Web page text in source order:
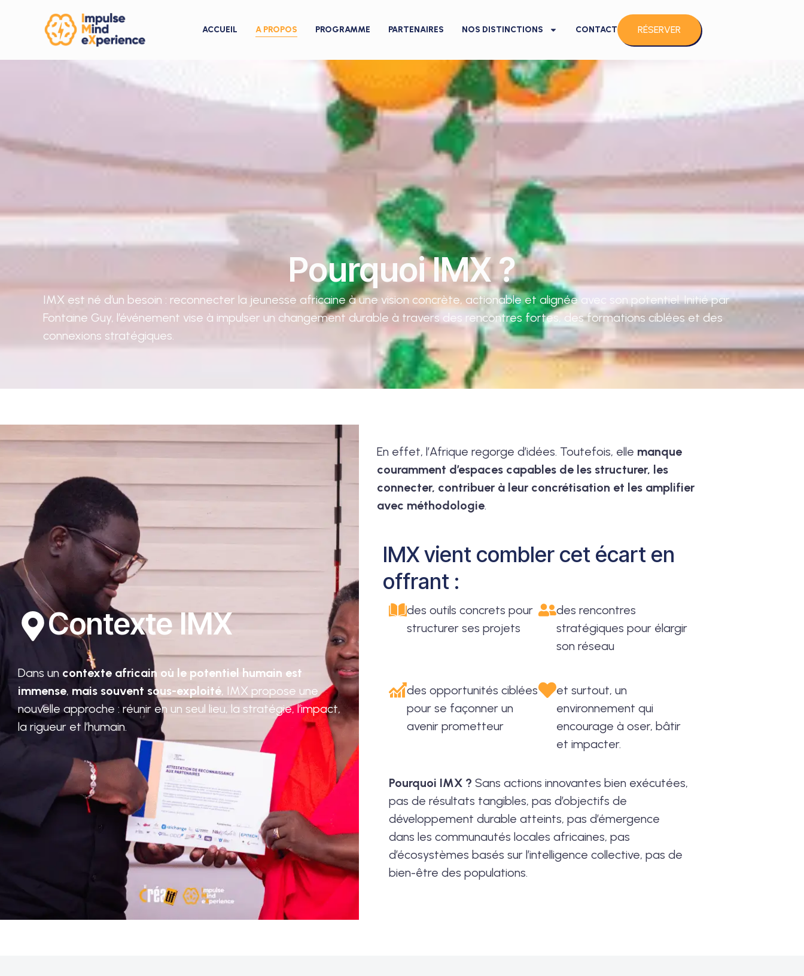
ACCUEIL A PROPOS PROGRAMME PARTENAIRES NOS DISTINCTIONS CONTACT RÉSERVER
Pourquoi IMX ?
IMX est né d’un besoin : reconnecter la jeunesse africaine à une vision concrète, actionable et alignée avec son potentiel. Initié par
Fontaine Guy, l’événement vise à impulser un changement durable à travers des rencontres fortes, des formations ciblées et des
connexions stratégiques.
Contexte IMX
Dans un contexte africain où le potentiel humain est
immense, mais souvent sous-exploité, IMX propose une
nouvelle approche : réunir en un seul lieu, la stratégie, l’impact,
la rigueur et l’humain.
En effet, l’Afrique regorge d’idées. Toutefois, elle manque
couramment d’espaces capables de les structurer, les
connecter, contribuer à leur concrétisation et les amplifier
avec méthodologie.
IMX vient combler cet écart en
offrant :
des outils concrets pour
structurer ses projets
des rencontres
stratégiques pour élargir
son réseau
des opportunités ciblées
pour se façonner un
avenir prometteur
et surtout, un
environnement qui
encourage à oser, bâtir
et impacter.
Pourquoi IMX ? Sans actions innovantes bien exécutées,
pas de résultats tangibles, pas d’objectifs de
développement durable atteints, pas d’émergence
dans les communautés locales africaines, pas
d’écosystèmes basés sur l’intelligence collective, pas de
bien-être des populations.